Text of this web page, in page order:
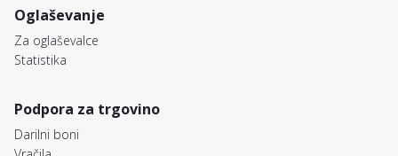
Oglaševanje
Za oglaševalce
Statistika
Podpora za trgovino
Darilni boni